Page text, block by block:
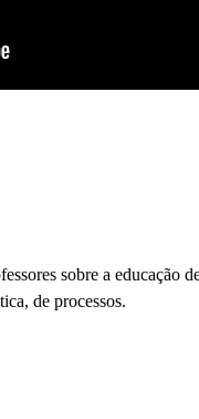
sobre a educação
de processos.